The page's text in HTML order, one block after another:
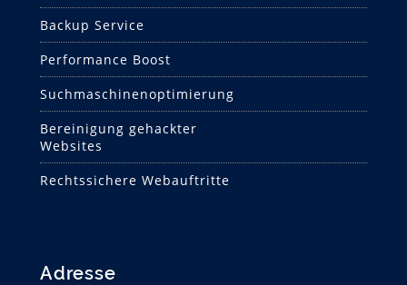
Backup Service
Performance Boost
Suchmaschinen­optimierung
Bereinigung gehackter
Websites
Rechtssichere Webauftritte
Adresse